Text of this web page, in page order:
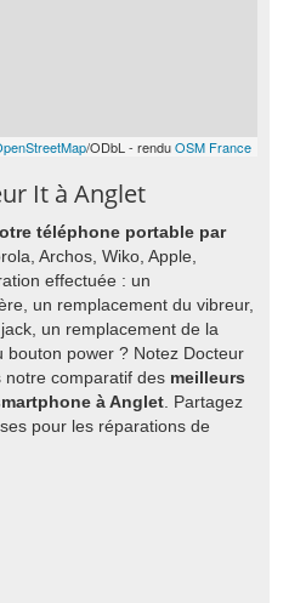
/ODbL - renduOSM France
It à Anglet
téléphone portable par
Archos, Wiko, Apple,
effectuée : un
un remplacement du vibreur,
un remplacement de la
bouton power ? Notez Docteur
notre comparatif des meilleurs
à Anglet . Partagez
pour les réparations de